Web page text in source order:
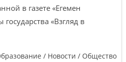
в газете «Егемен
государства «Взгляд в
/ Новости / Общество